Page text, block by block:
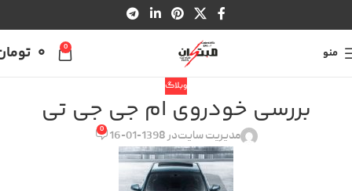
منو 0
0
وبلاگ
بررسی خودروی ام جی جی تی
مدیریت سایتدر 1398-01-16 0